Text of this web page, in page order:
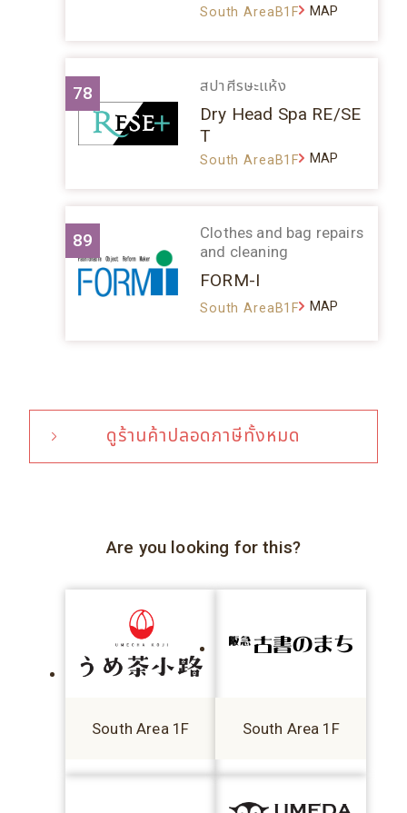
South AreaB1F MAP
78 สปาศีรษะแห้ง
Dry Head Spa RE/SE
T
South AreaB1F MAP
89
Clothes and bag repairs
and cleaning
FORM-I
South AreaB1F MAP
ดูร้านค้าปลอดภาษีทั้งหมด
Are you looking for this?
South Area 1F South Area 1F